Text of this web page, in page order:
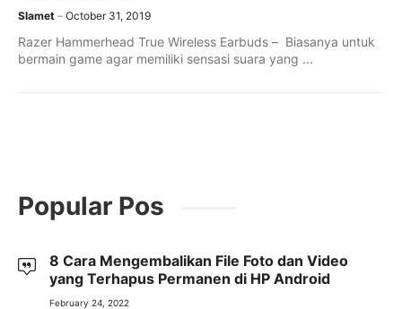
Slamet October 31, 2019
Razer Hammerhead True Wireless Earbuds – Biasanya untuk
bermain game agar memiliki sensasi suara yang ...
Popular Pos
8 Cara Mengembalikan File Foto dan Video
yang Terhapus Permanen di HP Android
February 24, 2022